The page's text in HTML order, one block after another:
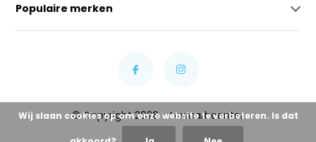
Populaire merken
© Copyright 2026 - Lowcarbcenter
Wij slaan cookies op om onze website te verbeteren. Is dat